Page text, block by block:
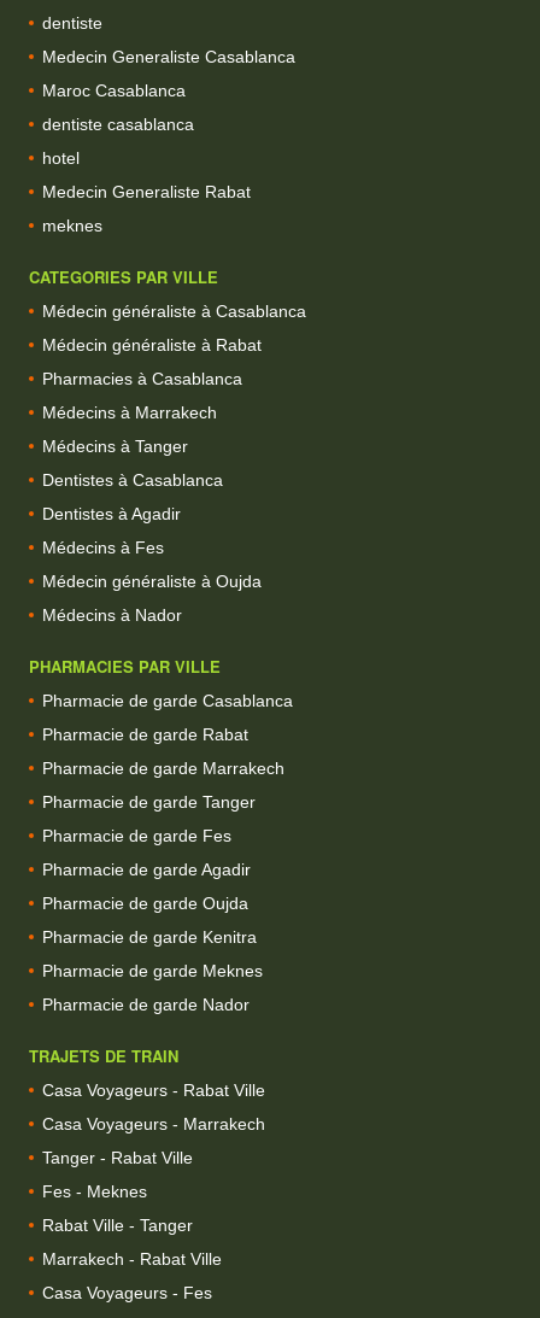
dentiste
Medecin Generaliste Casablanca
Maroc Casablanca
dentiste casablanca
hotel
Medecin Generaliste Rabat
meknes
CATEGORIES PAR VILLE
Médecin généraliste à Casablanca
Médecin généraliste à Rabat
Pharmacies à Casablanca
Médecins à Marrakech
Médecins à Tanger
Dentistes à Casablanca
Dentistes à Agadir
Médecins à Fes
Médecin généraliste à Oujda
Médecins à Nador
PHARMACIES PAR VILLE
Pharmacie de garde Casablanca
Pharmacie de garde Rabat
Pharmacie de garde Marrakech
Pharmacie de garde Tanger
Pharmacie de garde Fes
Pharmacie de garde Agadir
Pharmacie de garde Oujda
Pharmacie de garde Kenitra
Pharmacie de garde Meknes
Pharmacie de garde Nador
TRAJETS DE TRAIN
Casa Voyageurs - Rabat Ville
Casa Voyageurs - Marrakech
Tanger - Rabat Ville
Fes - Meknes
Rabat Ville - Tanger
Marrakech - Rabat Ville
Casa Voyageurs - Fes